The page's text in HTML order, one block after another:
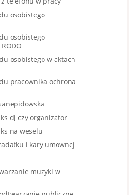
osobistego
osobistego
osobistego w aktach
pracownika ochrona
dj czy organizator
na weselu
i kary umownej
muzyki w